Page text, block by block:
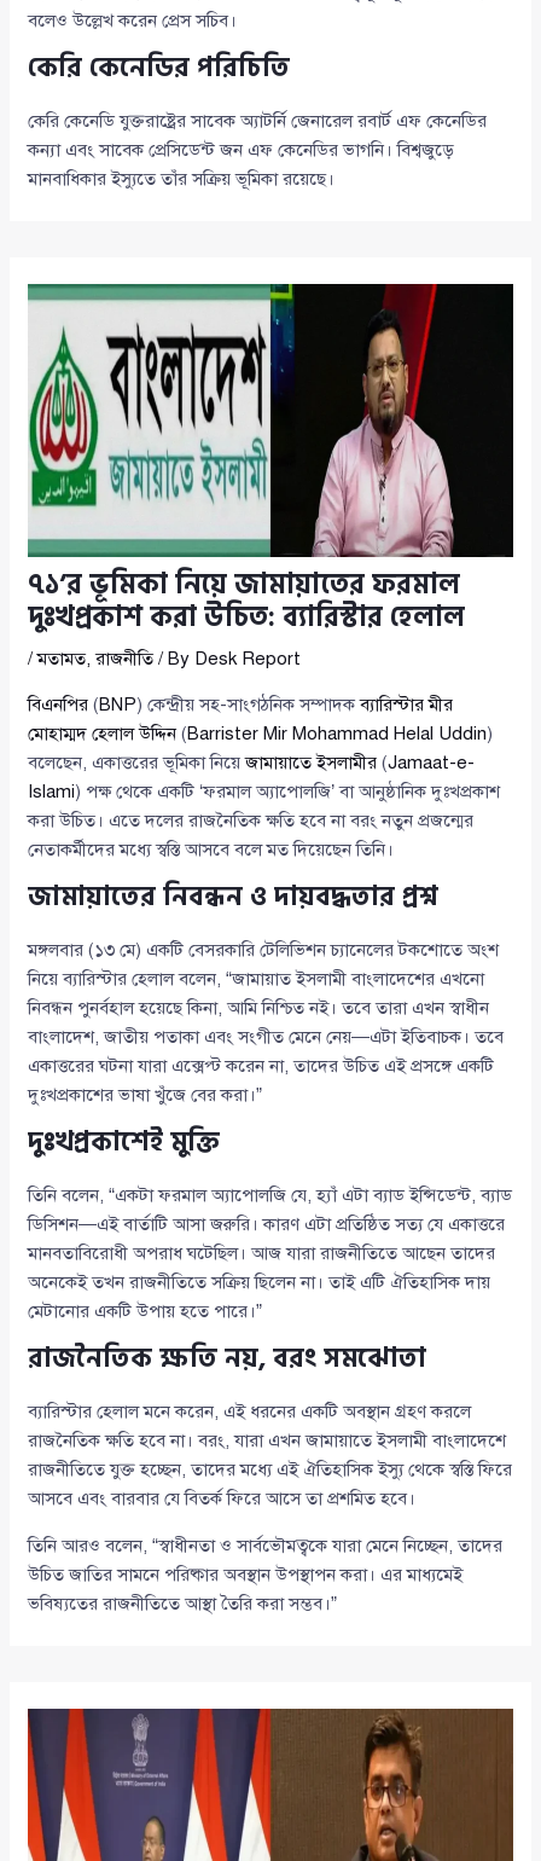
বলেও উল্লেখ করেন প্রেস সচিব।
কেরি কেনেডির পরিচিতি
কেরি কেনেডি যুক্তরাষ্ট্রের সাবেক অ্যাটর্নি জেনারেল রবার্ট এফ কেনেডির
কন্যা এবং সাবেক প্রেসিডেন্ট জন এফ কেনেডির ভাগনি। বিশ্বজুড়ে
মানবাধিকার ইস্যুতে তাঁর সক্রিয় ভূমিকা রয়েছে।
৭১’র ভূমিকা নিয়ে জামায়াতের ফরমাল
দুঃখপ্রকাশ করা উচিত: ব্যারিস্টার হেলাল
/মতামত,রাজনীতি/ By Desk Report
বিএনপির (BNP) কেন্দ্রীয় সহ-সাংগঠনিক সম্পাদকব্যারিস্টার মীর
মোহাম্মদ হেলাল উদ্দিন(Barrister Mir Mohammad Helal Uddin)
বলেছেন, একাত্তরের ভূমিকা নিয়েজামায়াতে ইসলামীর (Jamaat-e-
Islami) পক্ষ থেকে একটি ‘ফরমাল অ্যাপোলজি’ বা আনুষ্ঠানিক দুঃখপ্রকাশ
করা উচিত। এতে দলের রাজনৈতিক ক্ষতি হবে না বরং নতুন প্রজন্মের
নেতাকর্মীদের মধ্যে স্বস্তি আসবে বলে মত দিয়েছেন তিনি।
জামায়াতের নিবন্ধন ও দায়বদ্ধতার প্রশ্ন
মঙ্গলবার (১৩ মে) একটি বেসরকারি টেলিভিশন চ্যানেলের টকশোতে অংশ
নিয়ে ব্যারিস্টার হেলাল বলেন, “জামায়াত ইসলামী বাংলাদেশের এখনো
নিবন্ধন পুনর্বহাল হয়েছে কিনা, আমি নিশ্চিত নই। তবে তারা এখন স্বাধীন
বাংলাদেশ, জাতীয় পতাকা এবং সংগীত মেনে নেয়—এটা ইতিবাচক। তবে
একাত্তরের ঘটনা যারা এক্সেপ্ট করেন না, তাদের উচিত এই প্রসঙ্গে একটি
দুঃখপ্রকাশের ভাষা খুঁজে বের করা।”
দুঃখপ্রকাশেই মুক্তি
তিনি বলেন, “একটা ফরমাল অ্যাপোলজি যে, হ্যাঁ এটা ব্যাড ইন্সিডেন্ট, ব্যাড
ডিসিশন—এই বার্তাটি আসা জরুরি। কারণ এটা প্রতিষ্ঠিত সত্য যে একাত্তরে
মানবতাবিরোধী অপরাধ ঘটেছিল। আজ যারা রাজনীতিতে আছেন তাদের
অনেকেই তখন রাজনীতিতে সক্রিয় ছিলেন না। তাই এটি ঐতিহাসিক দায়
মেটানোর একটি উপায় হতে পারে।”
রাজনৈতিক ক্ষতি নয়, বরং সমঝোতা
ব্যারিস্টার হেলাল মনে করেন, এই ধরনের একটি অবস্থান গ্রহণ করলে
রাজনৈতিক ক্ষতি হবে না। বরং, যারা এখন জামায়াতে ইসলামী বাংলাদেশে
রাজনীতিতে যুক্ত হচ্ছেন, তাদের মধ্যে এই ঐতিহাসিক ইস্যু থেকে স্বস্তি ফিরে
আসবে এবং বারবার যে বিতর্ক ফিরে আসে তা প্রশমিত হবে।
তিনি আরও বলেন, “স্বাধীনতা ও সার্বভৌমত্বকে যারা মেনে নিচ্ছেন, তাদের
উচিত জাতির সামনে পরিষ্কার অবস্থান উপস্থাপন করা। এর মাধ্যমেই
ভবিষ্যতের রাজনীতিতে আস্থা তৈরি করা সম্ভব।”